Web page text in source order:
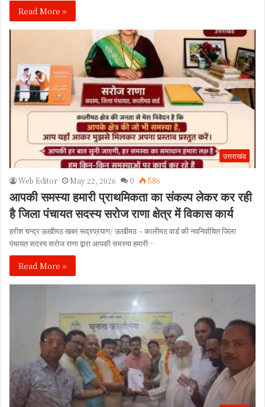
Read More »
उत्तराखंड
Web Editor May 22, 2026 0 586
आपकी समस्या हमारी प्राथमिकता का संकल्प लेकर कर रही
है जिला पंचायत सदस्य सरोज राणा क्षेत्र में विकास कार्य
हरीश चन्द्र ऊखीमठ खबर रूद्रप्रयाग/ ऊखीमठ – कालीमठ वार्ड की नवनिर्वाचित जिला
पंचायत सदस्य सरोज राणा द्वारा आपकी समस्या हमारी…
Read More »